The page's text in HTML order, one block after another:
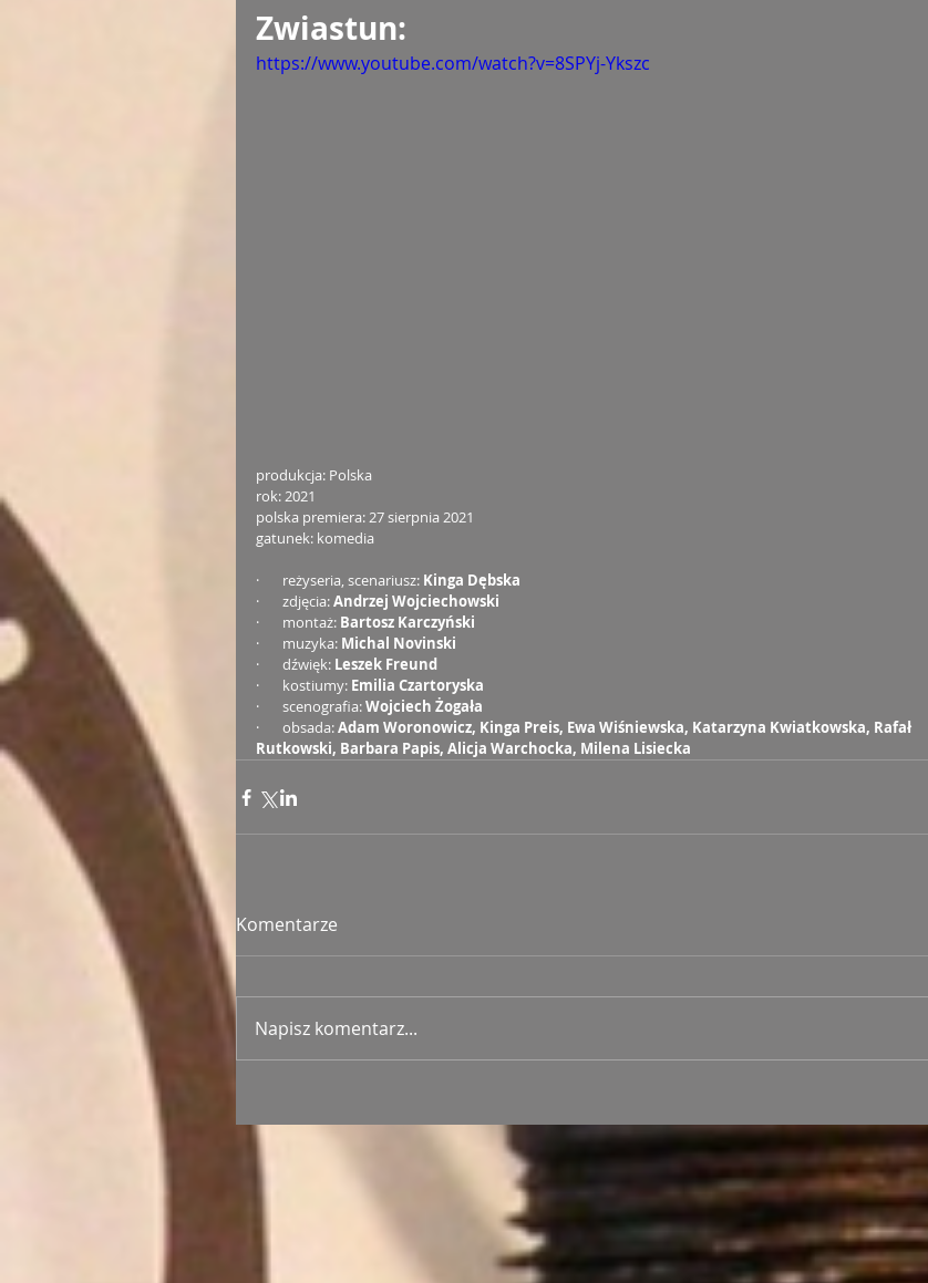
Zwiastun:
https://www.youtube.com/watch?v=8SPYj-Ykszc
produkcja: Polska
rok: 2021
polska premiera: 27 sierpnia 2021
gatunek: komedia
·       reżyseria, scenariusz: Kinga Dębska
·       zdjęcia: Andrzej Wojciechowski
·       montaż: Bartosz Karczyński
·       muzyka: Michal Novinski
·       dźwięk: Leszek Freund
·       kostiumy: Emilia Czartoryska
·       scenografia: Wojciech Żogała
·       obsada: Adam Woronowicz, Kinga Preis, Ewa Wiśniewska, Katarzyna Kwiatkowska, Rafał
Rutkowski, Barbara Papis, Alicja Warchocka, Milena Lisiecka
Komentarze
Napisz komentarz...